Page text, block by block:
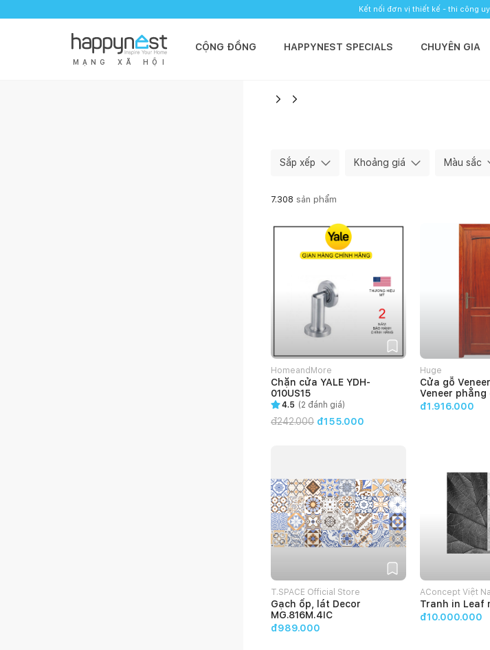
Kết nối đơn vị thiết kế - thi công
M Ạ N G X Ã H Ộ I
CỘNG ĐỒNG HAPPYNEST SPECIALS CHUYÊN GIA
Sắp xếp Khoảng giá Màu sắc
7.308 sản phẩm
HomeandMore
Chặn cửa YALE YDH-
010US15
4.5 (2 đánh giá)
đ242.000 đ155.000
Huge
Cửa gỗ
Veneer phẳng
đ1.916.000
T.SPACE Official Store
Gạch ốp, lát Decor
MG.816M.4IC
đ989.000
AConcept Việt
Tranh in Leaf
đ10.000.000